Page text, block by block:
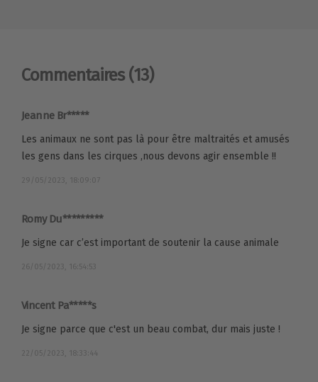
Commentaires (13)
Jeanne Br*****
Les animaux ne sont pas là pour être maltraités et amusés
les gens dans les cirques ,nous devons agir ensemble !!
29/05/2023, 18:09:07
Romy Du*********
Je signe car c’est important de soutenir la cause animale
26/05/2023, 16:54:53
Vincent Pa*****s
Je signe parce que c'est un beau combat, dur mais juste !
22/05/2023, 18:33:44